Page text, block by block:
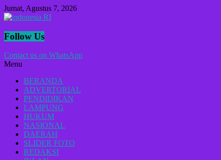
Lompat
ke
Jumat, Agustus 7, 2026
indonesia
Lugas
Menyikap
Berita,Terpercaya
Dan
Tegas
Follow Us
Contact us on WhatsApp
Menu
BERANDA
ADVERTORIAL
PENDIDIKAN
LAMPUNG
HUKUM
NASIONAL
DAERAH
SLIDER FOTO
REDAKSI